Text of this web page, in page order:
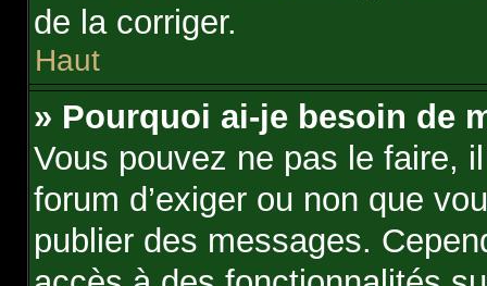
de la corriger.
Haut
» Pourquoi ai-je besoin de
Vous pouvez ne pas le faire,
forum d’exiger ou non que
publier des messages.